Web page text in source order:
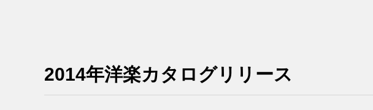
2014年洋楽カタログリリース